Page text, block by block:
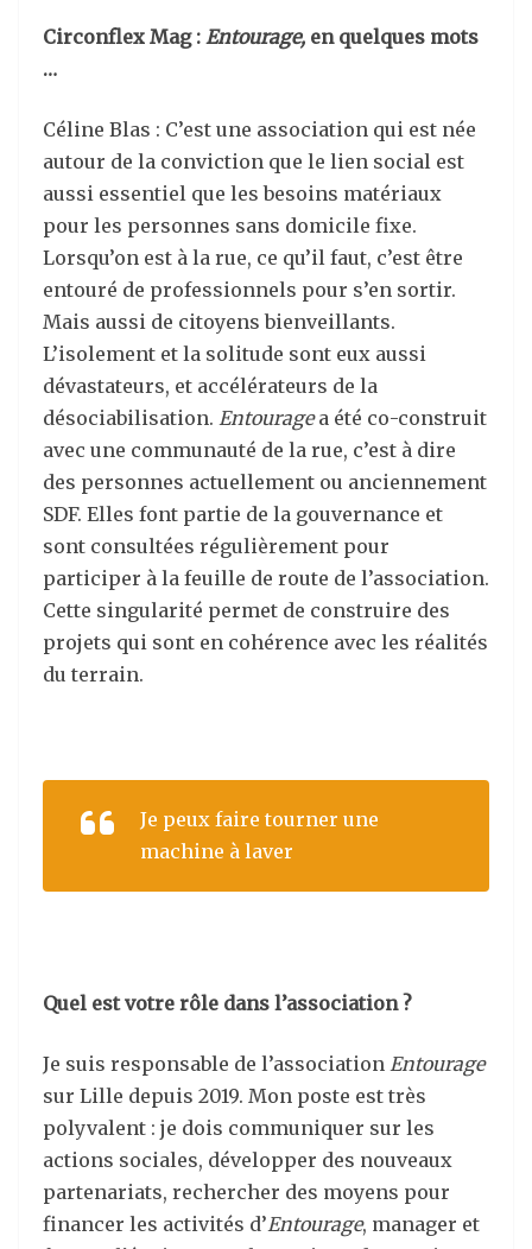
Circonflex Mag : Entourage, en quelques mots
…
Céline Blas : C’est une association qui est née
autour de la conviction que le lien social est
aussi essentiel que les besoins matériaux
pour les personnes sans domicile fixe.
Lorsqu’on est à la rue, ce qu’il faut, c’est être
entouré de professionnels pour s’en sortir.
Mais aussi de citoyens bienveillants.
L’isolement et la solitude sont eux aussi
dévastateurs, et accélérateurs de la
désociabilisation. Entouragea été co-construit
avec une communauté de la rue, c’est à dire
des personnes actuellement ou anciennement
SDF. Elles font partie de la gouvernance et
sont consultées régulièrement pour
participer à la feuille de route de l’association.
Cette singularité permet de construire des
projets qui sont en cohérence avec les réalités
du terrain.
Je peux faire tourner une
machine à laver
Quel est votre rôle dans l’association ?
Je suis responsable de l’association Entourage
sur Lille depuis 2019. Mon poste est très
polyvalent : je dois communiquer sur les
actions sociales, développer des nouveaux
partenariats, rechercher des moyens pour
financer les activités d’Entourage, manager et